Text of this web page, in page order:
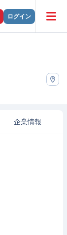
ログイン
企業情報